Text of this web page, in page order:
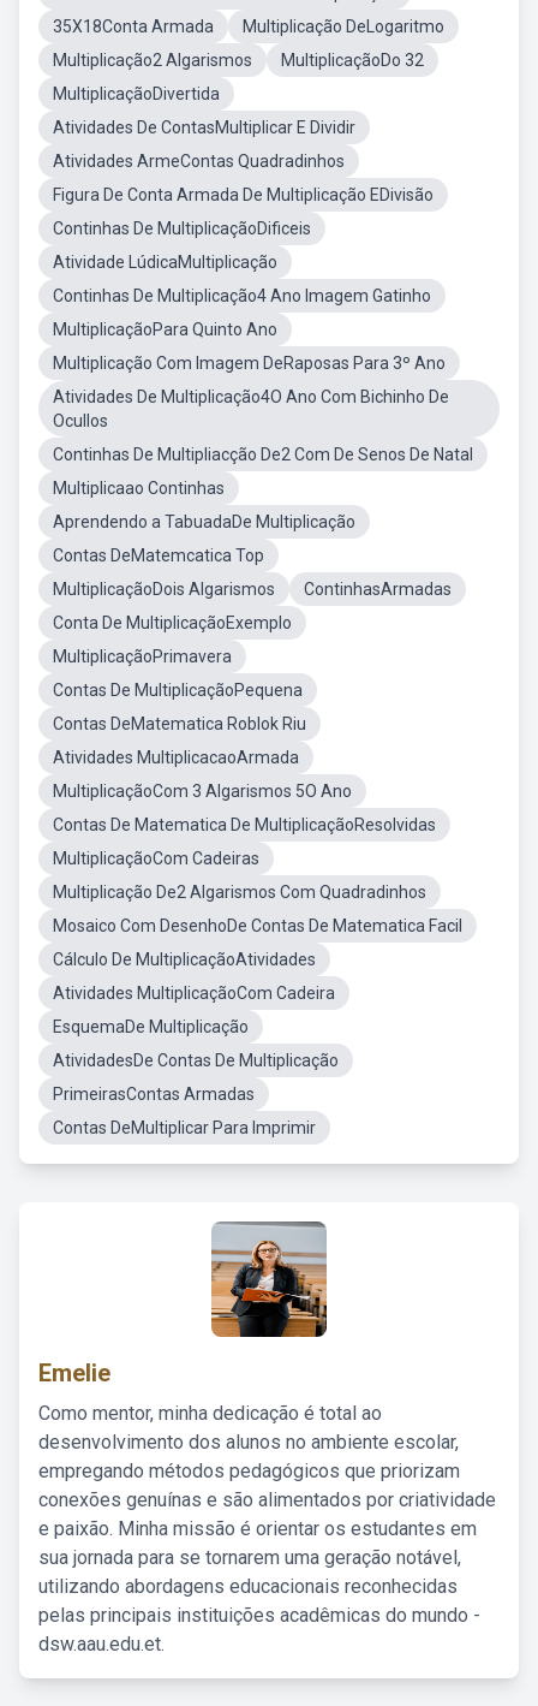
35X18Conta Armada
Multiplicação DeLogaritmo
Multiplicação2 Algarismos
MultiplicaçãoDo 32
MultiplicaçãoDivertida
Atividades De ContasMultiplicar E Dividir
Atividades ArmeContas Quadradinhos
Figura De Conta Armada De Multiplicação EDivisão
Continhas De MultiplicaçãoDificeis
Atividade LúdicaMultiplicação
Continhas De Multiplicação4 Ano Imagem Gatinho
MultiplicaçãoPara Quinto Ano
Multiplicação Com Imagem DeRaposas Para 3º Ano
Atividades De Multiplicação4O Ano Com Bichinho De
Ocullos
Continhas De Multipliacção De2 Com De Senos De Natal
Multiplicaao Continhas
Aprendendo a TabuadaDe Multiplicação
Contas DeMatemcatica Top
MultiplicaçãoDois Algarismos
ContinhasArmadas
Conta De MultiplicaçãoExemplo
MultiplicaçãoPrimavera
Contas De MultiplicaçãoPequena
Contas DeMatematica Roblok Riu
Atividades MultiplicacaoArmada
MultiplicaçãoCom 3 Algarismos 5O Ano
Contas De Matematica De MultiplicaçãoResolvidas
MultiplicaçãoCom Cadeiras
Multiplicação De2 Algarismos Com Quadradinhos
Mosaico Com DesenhoDe Contas De Matematica Facil
Cálculo De MultiplicaçãoAtividades
Atividades MultiplicaçãoCom Cadeira
EsquemaDe Multiplicação
AtividadesDe Contas De Multiplicação
PrimeirasContas Armadas
Contas DeMultiplicar Para Imprimir
Emelie
Como mentor, minha dedicação é total ao
desenvolvimento dos alunos no ambiente escolar,
empregando métodos pedagógicos que priorizam
conexões genuínas e são alimentados por criatividade
e paixão. Minha missão é orientar os estudantes em
sua jornada para se tornarem uma geração notável,
utilizando abordagens educacionais reconhecidas
pelas principais instituições acadêmicas do mundo -
dsw.aau.edu.et.